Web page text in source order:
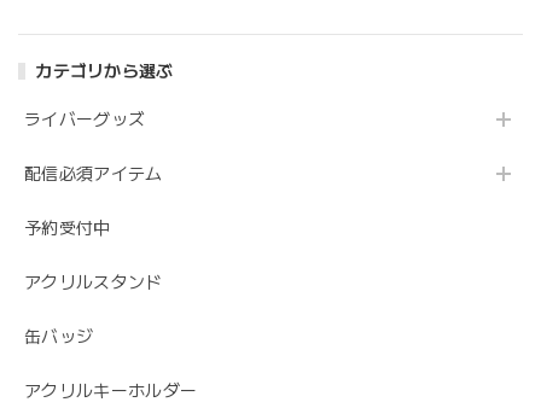
カテゴリから選ぶ
ライバーグッズ
配信必須アイテム
予約受付中
アクリルスタンド
缶バッジ
アクリルキーホルダー